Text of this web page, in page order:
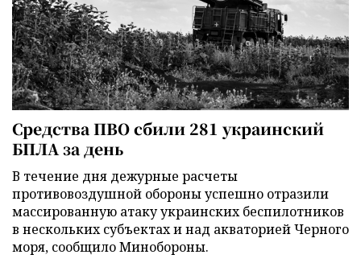
Средства ПВО сбили 281 украинский
БПЛА за день
В течение дня дежурные расчеты
противовоздушной обороны успешно отразили
массированную атаку украинских беспилотников
в нескольких субъектах и над акваторией Черного
моря, сообщило Минобороны.